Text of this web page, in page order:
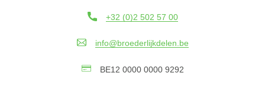
+32 (0)2 502 57 00
info@broederlijkdelen.be
BE12 0000 0000 9292